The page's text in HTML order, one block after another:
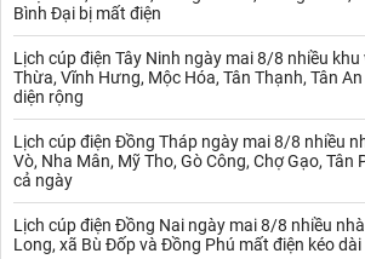
những con heo nhiễm bệnh.
Theo Tổ chức Thú y Thế giới (OIE), dịch
vacxin phòng chống, nhưng không gây
Dịch ASF một khi xuất hiện sẽ ảnh hưởng
chăn nuôi tại khu vực đó.
Để ngăn chặn dịch ASF lây lan, Cục Thú y
nuôi, buôn bán, giết mổ heo thực hiện "5
chuyển heo bệnh, heo chết; không giết mổ,
heo chết; không vứt heo chết ra môi trường;
Bình Đại bị mất điện
Lịch cúp điện Tây Ninh ngày mai 8/8 nhiều
Thừa, Vĩnh Hưng, Mộc Hóa, Tân Thạnh, Tân
diện rộng
Lịch cúp điện Đồng Tháp ngày mai 8/8 nhiều
Vò, Nha Mân, Mỹ Tho, Gò Công, Chợ Gạo, Tân
cả ngày
Lịch cúp điện Đồng Nai ngày mai 8/8 nhiều
Long, xã Bù Đốp và Đồng Phú mất điện kéo dài